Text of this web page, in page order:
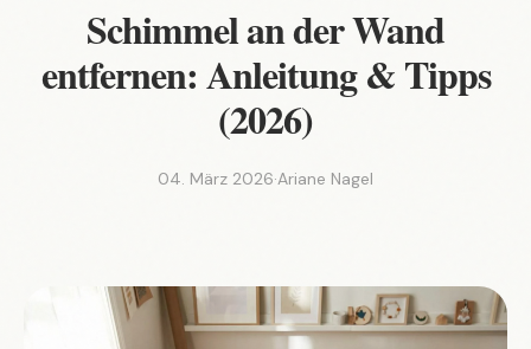
Schimmel an der Wand
entfernen: Anleitung & Tipps
(2026)
04. März 2026·Ariane Nagel